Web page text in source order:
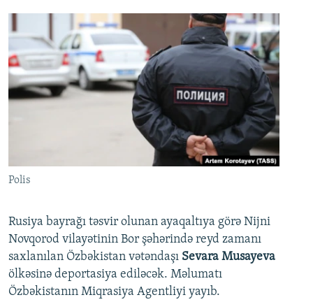
Polis
Rusiya bayrağı təsvir olunan ayaqaltıya görə Nijni
Novqorod vilayətinin Bor şəhərində reyd zamanı
saxlanılan Özbəkistan vətəndaşı Sevara Musayeva
ölkəsinə deportasiya ediləcək. Məlumatı
Özbəkistanın Miqrasiya Agentliyi yayıb.